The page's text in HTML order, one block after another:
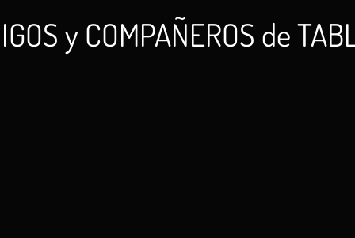
y COMPAÑEROS de